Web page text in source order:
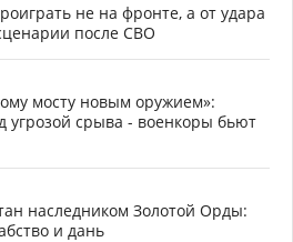
не на фронте, а от удара
после СВО
мосту новым оружием»:
угрозой срыва - военкоры бьют
наследником Золотой Орды:
и дань